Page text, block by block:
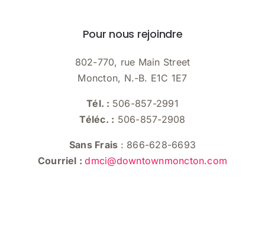
Pour nous rejoindre
802-770, rue Main Street
Moncton, N.-B. E1C 1E7
Tél. : 506-857-2991
Téléc. : 506-857-2908
Sans Frais : 866-628-6693
Courriel :dmci@downtownmoncton.com